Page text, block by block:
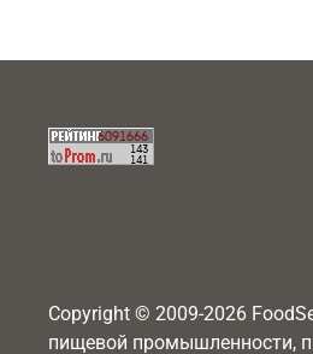
Copyright © 2009-2026
пищевой промышленности,